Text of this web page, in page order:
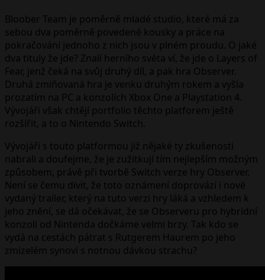
Bloober Team je poměrně mladé studio, které má za
sebou dva poměrně povedené kousky a práce na
pokračování jednoho z nich jsou v plném proudu. O jaké
dva tituly že jde? Znalí herního světa ví, že jde o Layers of
Fear, jenž čeká na svůj druhý díl, a pak hra Observer.
Druhá zmiňovaná hra je venku druhým rokem a vyšla
prozatím na PC a konzolích Xbox One a Playstation 4.
Vývojáři však chtějí portfolio těchto platforem ještě
rozšířit, a to o Nintendo Switch.
Vývojáři s touto platformou již nějaké ty zkušenosti
nabrali a doufejme, že je zužitkují tím nejlepším možným
způsobem, právě při tvorbě Switch verze hry Observer.
Není se čemu divit, že toto oznámení doprovází i nové
vydaný trailer, který na tuto verzi hry láká a vzhledem k
jeho znění, se dá očekávat, že se Observeru pro hybridní
konzoli od Nintenda dočkáme velmi brzy. Tak kdo se
vydá na cestách pátrat s Rutgerem Haurem po jeho
zmizelém synovi s notnou dávkou strachu?